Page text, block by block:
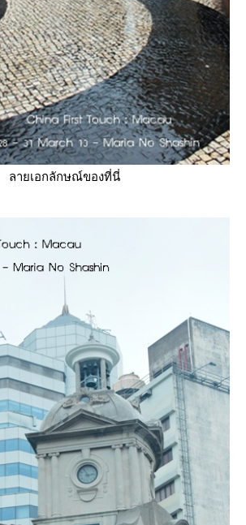
ลายเอกลักษณ์ของที่นี่